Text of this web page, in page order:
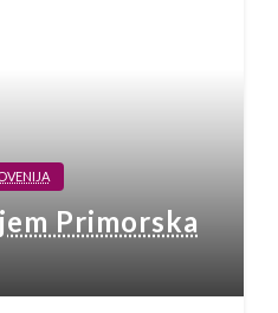
Primorska